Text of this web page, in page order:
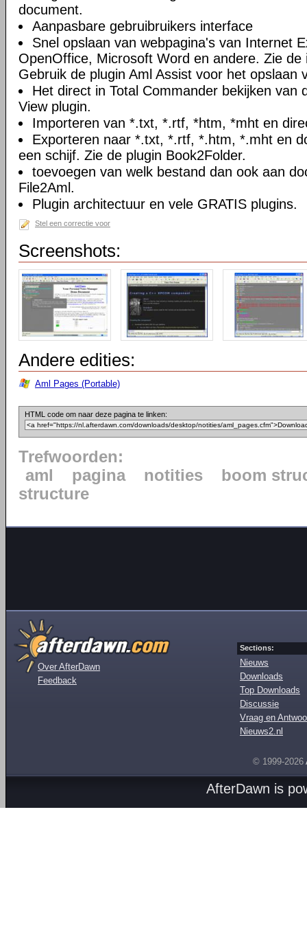
document.
Aanpasbare gebruibruikers interface
Snel opslaan van webpagina's van Internet
OpenOffice, Microsoft Word en andere. Zie de
Gebruik de plugin Aml Assist voor het opslaan
Het direct in Total Commander bekijken van
View plugin.
Importeren van *.txt, *.rtf, *htm, *mht en
Exporteren naar *.txt, *.rtf, *.htm, *.mht en
een schijf. Zie de plugin Book2Folder.
toevoegen van welk bestand dan ook aan
File2Aml.
Plugin architectuur en vele GRATIS plugins.
Stel een correctie voor
Screenshots:
Andere edities:
Aml Pages (Portable)
HTML code om naar deze pagina te linken:
Trefwoorden:
aml
pagina notities
boom
structure
Over AfterDawn
Feedback
Sections:
Nieuws
Downloads
Top Downloads
Discussie
Vraag en
Nieuws2.nl
© 1999-2026
AfterDawn is